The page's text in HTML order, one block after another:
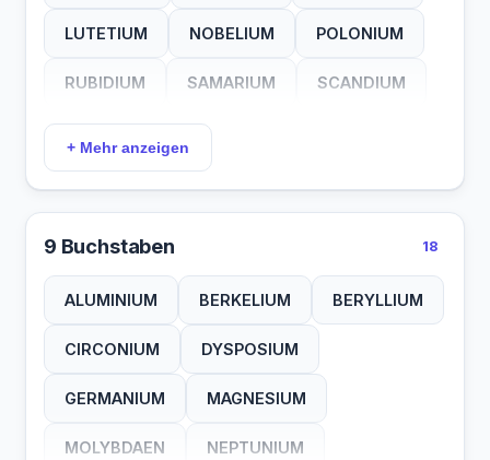
LUTETIUM NOBELIUM POLONIUM
RUBIDIUM SAMARIUM SCANDIUM
SILIZIUM
+ Mehr anzeigen
9 Buchstaben 18
ALUMINIUM BERKELIUM BERYLLIUM
CIRCONIUM DYSPOSIUM
GERMANIUM MAGNESIUM
MOLYBDAEN NEPTUNIUM